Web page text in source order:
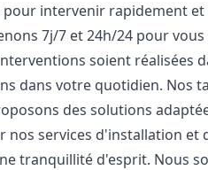
intervenir rapidement et
7j/7 et 24h/24 pour vous
soient réalisées
dans votre quotidien. Nos
des solutions
services d'installation et
tranquillité d'esprit. Nous